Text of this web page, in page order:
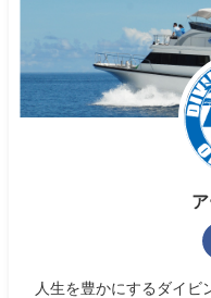
人生を豊かにするダイビ